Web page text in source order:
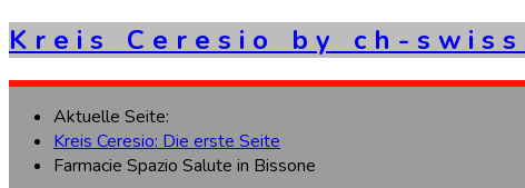
K r e i s C e r e s i o b y c h - s w i s s
Aktuelle Seite:
Kreis Ceresio: Die erste Seite
Farmacie Spazio Salute in Bissone